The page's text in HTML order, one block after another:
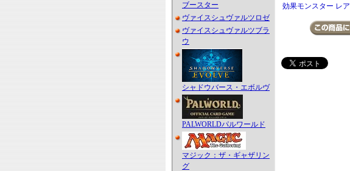
ブースター
ヴァイスシュヴァルツロゼ
ヴァイスシュヴァルツブラ
ウ
シャドウバース・エボルヴ
PALWORLDパルワールド
マジック：ザ・ギャザリン
グ
効果モンスター レア